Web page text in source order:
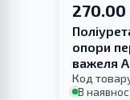
270.00
опори
важеля
2,0L
Код
В